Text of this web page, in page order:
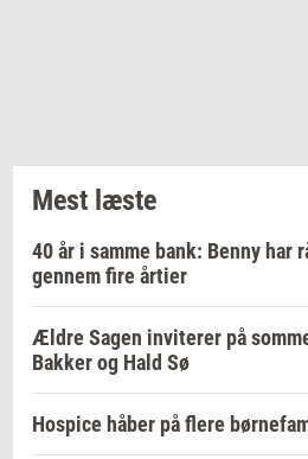
Mest læste
40 år i samme bank: Benny har
gennem fire årtier
Ældre Sagen inviterer på
Bakker og Hald Sø
Hospice håber på flere